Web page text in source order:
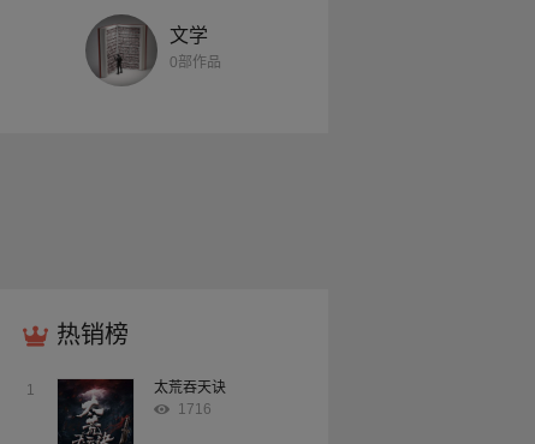
文学
0部作品
热销榜
1
太荒吞天诀
1716